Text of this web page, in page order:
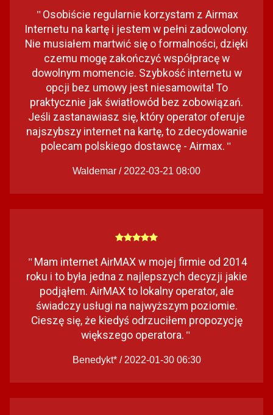
" Osobiście regularnie korzystam z Airmax
Internetu na kartę i jestem w pełni zadowolony.
Nie musiałem martwić się o formalności, dzięki
czemu mogę zakończyć współpracę w
dowolnym momencie. Szybkość internetu w
opcji bez umowy jest niesamowita! To
praktycznie jak światłowód bez zobowiązań.
Jeśli zastanawiasz się, który operator oferuje
najszybszy internet na kartę, to zdecydowanie
polecam polskiego dostawcę - Airmax. "
Waldemar / 2022-03-21 08:00
" Mam internet AirMAX w mojej firmie od 2014
roku i to była jedna z najlepszych decyzji jakie
podjąłem. AirMAX to lokalny operator, ale
świadczy usługi na najwyższym poziomie.
Cieszę się, że kiedyś odrzuciłem propozycję
większego operatora. "
Benedykt* / 2022-01-30 06:30